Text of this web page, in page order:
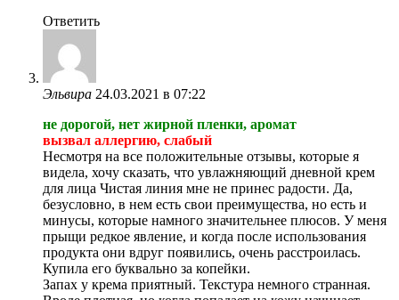
Ответить
Эльвира 24.03.2021 в 07:22
не дорогой, нет жирной пленки, аромат
вызвал аллергию, слабый
Несмотря на все положительные отзывы, которые я
видела, хочу сказать, что увлажняющий дневной крем
для лица Чистая линия мне не принес радости. Да,
безусловно, в нем есть свои преимущества, но есть и
минусы, которые намного значительнее плюсов. У меня
прыщи редкое явление, и когда после использования
продукта они вдруг появились, очень расстроилась.
Купила его буквально за копейки.
Запах у крема приятный. Текстура немного странная.